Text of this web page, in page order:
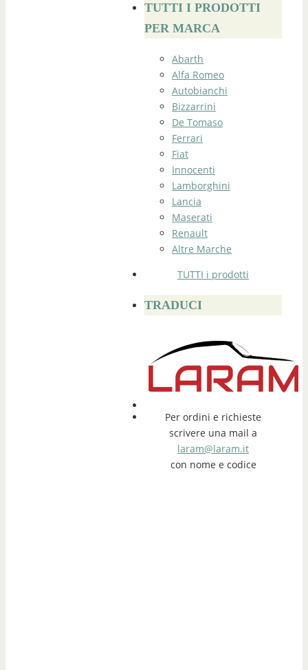
TUTTI I PRODOTTI
PER MARCA
Abarth
Alfa Romeo
Autobianchi
Bizzarrini
De Tomaso
Ferrari
Fiat
Innocenti
Lamborghini
Lancia
Maserati
Renault
Altre Marche
TUTTI i prodotti
TRADUCI
Per ordini e richieste
scrivere una mail a
laram@laram.it
con nome e codice